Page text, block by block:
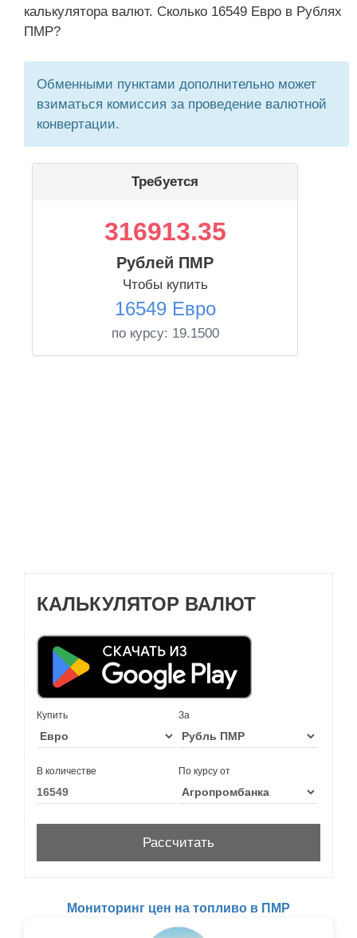
калькулятора валют. Сколько 16549 Евро в Рублях
ПМР?
Обменными пунктами дополнительно может
взиматься комиссия за проведение валютной
конвертации.
Требуется
316913.35
Рублей ПМР
Чтобы купить
16549 Евро
по курсу: 19.1500
КАЛЬКУЛЯТОР ВАЛЮТ
Купить За
В количестве По курсу от
Мониторинг цен на топливо в ПМР